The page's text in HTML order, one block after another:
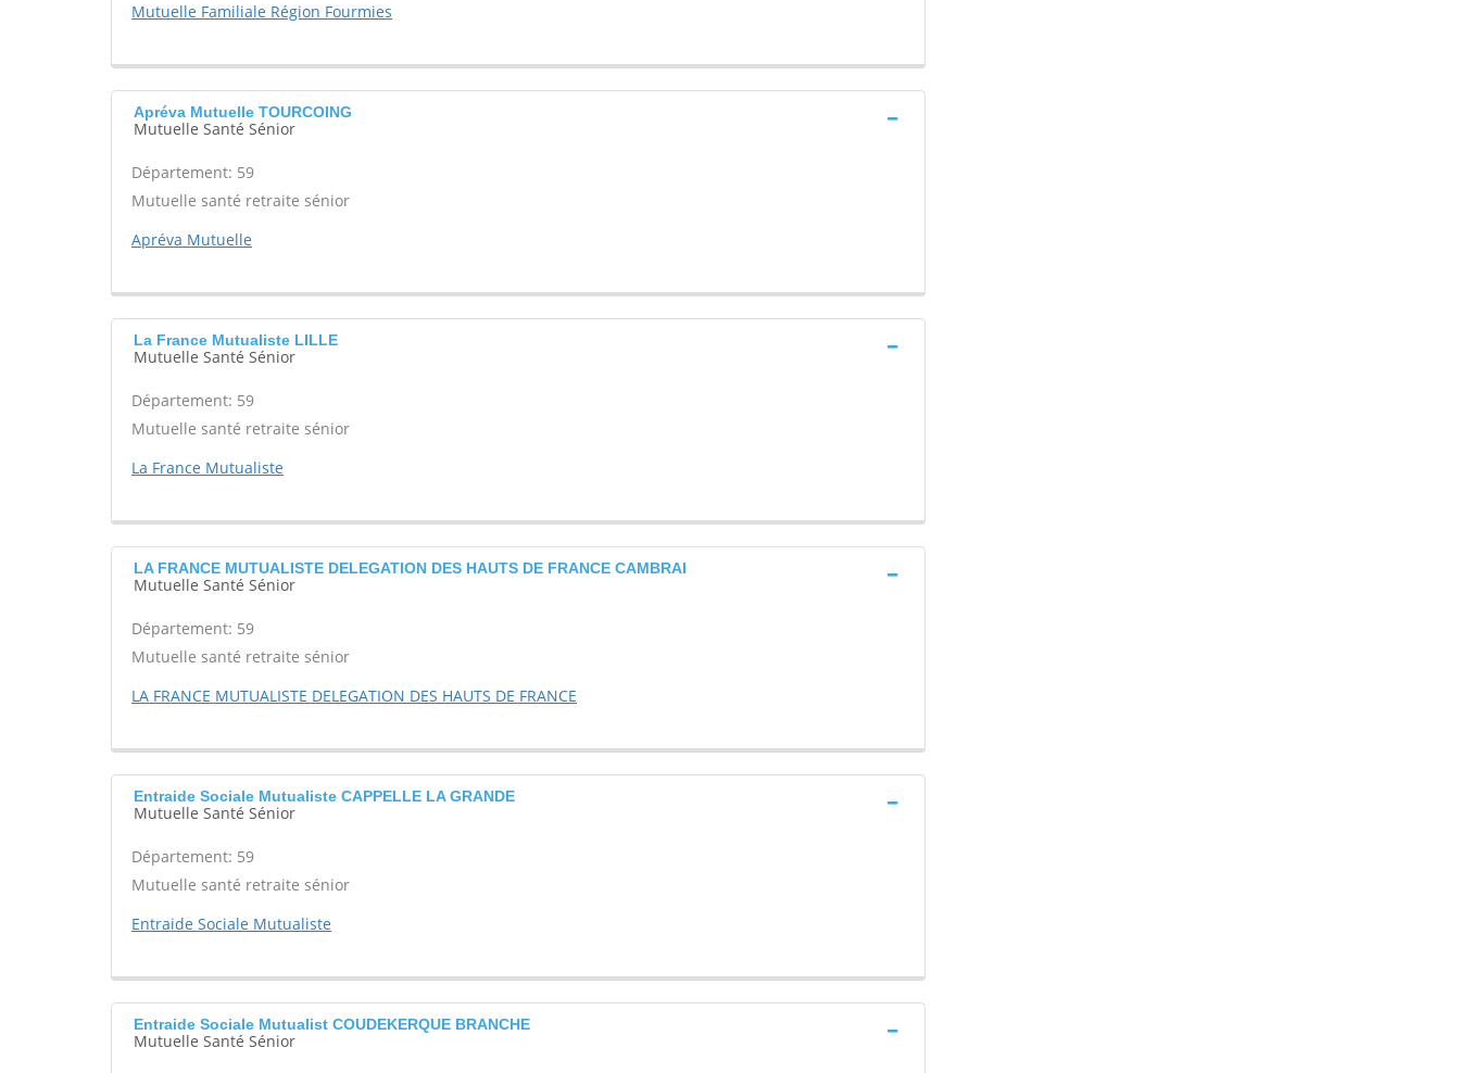
Mutuelle Familiale Région Fourmies
Apréva Mutuelle TOURCOING
Mutuelle Santé Sénior
Département: 59
Mutuelle santé retraite sénior
Apréva Mutuelle
La France Mutualiste LILLE
Mutuelle Santé Sénior
Département: 59
Mutuelle santé retraite sénior
La France Mutualiste
LA FRANCE MUTUALISTE DELEGATION DES HAUTS DE FRANCE CAMBRAI
Mutuelle Santé Sénior
Département: 59
Mutuelle santé retraite sénior
LA FRANCE MUTUALISTE DELEGATION DES HAUTS DE FRANCE
Entraide Sociale Mutualiste CAPPELLE LA GRANDE
Mutuelle Santé Sénior
Département: 59
Mutuelle santé retraite sénior
Entraide Sociale Mutualiste
Entraide Sociale Mutualist COUDEKERQUE BRANCHE
Mutuelle Santé Sénior